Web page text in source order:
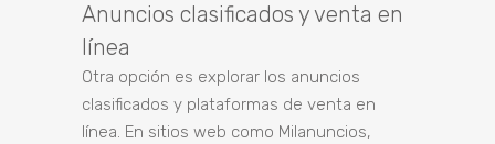
Anuncios clasificados y venta en
línea
Otra opción es explorar los anuncios
clasificados y plataformas de venta en
línea. En sitios web como Milanuncios,